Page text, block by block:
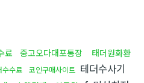
료 중고오다대포통장
태더원화환
수수료 코인구매사이트 테더수사기